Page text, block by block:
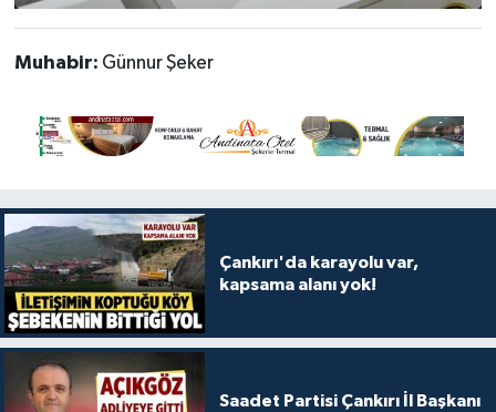
Muhabir: Günnur Şeker
Çankırı'da karayolu var,
kapsama alanı yok!
Saadet Partisi Çankırı İl Başkanı